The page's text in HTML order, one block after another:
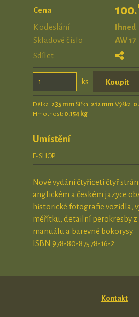
Cena 100.
K odeslání
Ihned
Skladové číslo
AW 17
Sdílet
ks
Délka: 235 mm Šířka: 212 mm Výška:
Hmotnost: 0.154 kg
Umístění
E-SHOP
Nové vydání čtyřiceti čtyř
anglickém a českém jazyce
historické fotografie vozidla,
měřítku, detailní perokresby z
manuálu a barevné bokorysy.
ISBN 978-80-87578-16-2
Kontakt